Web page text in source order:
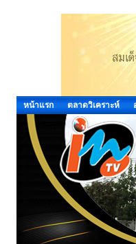
หน้าแรก ตลาดวิเคราะห์